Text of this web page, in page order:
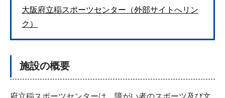
大阪府立稲スポーツセンター（外部サイトへリン
ク）
施設の概要
府立稲スポーツセンターは、障がい者のスポーツ及び文